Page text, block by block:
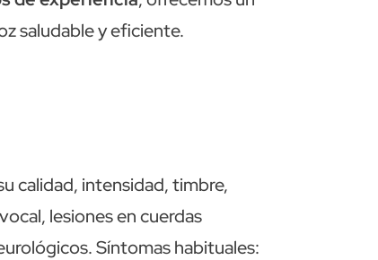
saludable y eficiente.
calidad, intensidad, timbre,
lesiones en cuerdas
Síntomas habituales: